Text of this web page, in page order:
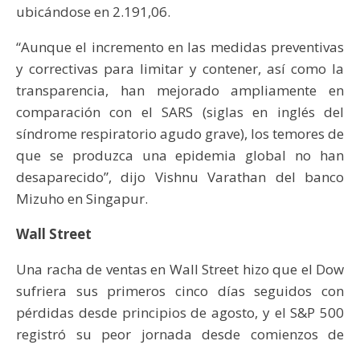
ubicándose en 2.191,06.
“Aunque el incremento en las medidas preventivas
y correctivas para limitar y contener, así como la
transparencia, han mejorado ampliamente en
comparación con el SARS (siglas en inglés del
síndrome respiratorio agudo grave), los temores de
que se produzca una epidemia global no han
desaparecido”, dijo Vishnu Varathan del banco
Mizuho en Singapur.
Wall Street
Una racha de ventas en Wall Street hizo que el Dow
sufriera sus primeros cinco días seguidos con
pérdidas desde principios de agosto, y el S&P 500
registró su peor jornada desde comienzos de